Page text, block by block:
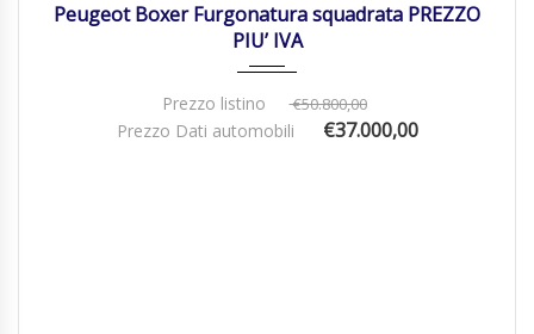
Peugeot Boxer Furgonatura squadrata PREZZO
PIU’ IVA
Prezzo listino €50.800,00
Prezzo Dati automobili €37.000,00